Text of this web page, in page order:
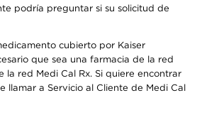
podría preguntar si su solicitud de
cubierto por Kaiser
que sea una farmacia de la red
red Medi Cal Rx. Si quiere encontrar
llamar a Servicio al Cliente de Medi Cal